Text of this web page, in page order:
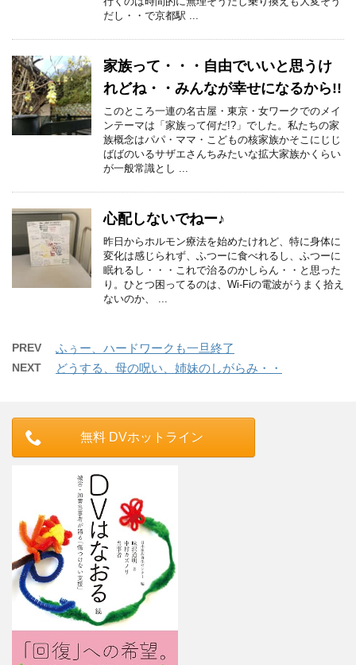
だし・・で京都駅 ...
家族って・・・自由でいいと思うけ
れどね・・みんなが幸せになるから!!
このところ一連の名古屋・東京・女ワークでのメイ
ンテーマは「家族って何だ!?」でした。私たちの家
族概念はパパ・ママ・こどもの核家族かそこにじじ
ばばのいるサザエさんちみたいな拡大家族かくらい
が一般常識とし ...
心配しないでねー♪
昨日からホルモン療法を始めたけれど、特に身体に
変化は感じられず、ふつーに食べれるし、ふつーに
眠れるし・・・これで治るのかしらん・・と思った
り。ひとつ困ってるのは、Wi-Fiの電波がうまく拾え
ないのか、 ...
PREV ふぅー、ハードワークも一旦終了
NEXT どうする、母の呪い、姉妹のしがらみ・・
無料 DVホットライン